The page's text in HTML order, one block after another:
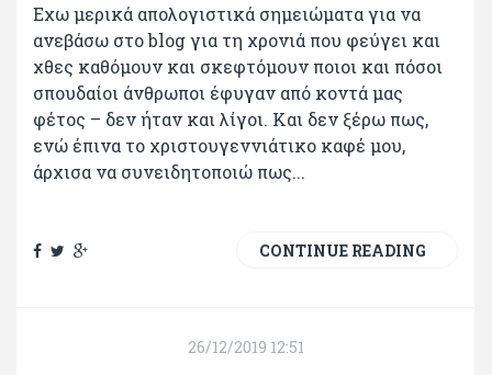
Εχω μερικά απολογιστικά σημειώματα για να
ανεβάσω στο blog για τη χρονιά που φεύγει και
χθες καθόμουν και σκεφτόμουν ποιοι και πόσοι
σπουδαίοι άνθρωποι έφυγαν από κοντά μας
φέτος – δεν ήταν και λίγοι. Και δεν ξέρω πως,
ενώ έπινα το χριστουγεννιάτικο καφέ μου,
άρχισα να συνειδητοποιώ πως...
CONTINUE READING
26/12/2019 12:51